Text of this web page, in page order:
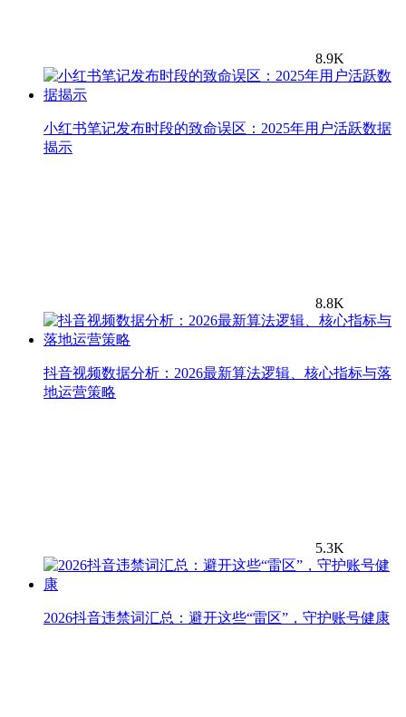
8.9K
小红书笔记发布时段的致命误区：2025年用户活跃数据
揭示
8.8K
抖音视频数据分析：2026最新算法逻辑、核心指标与落
地运营策略
5.3K
2026抖音违禁词汇总：避开这些“雷区”，守护账号健康